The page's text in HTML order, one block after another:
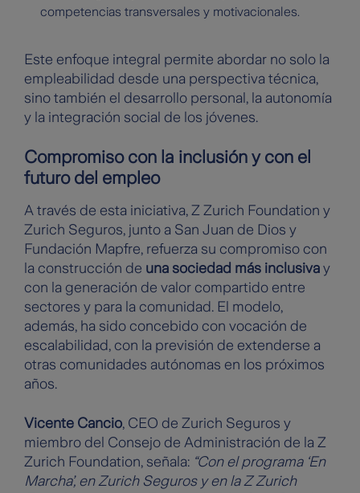
competencias transversales y motivacionales.
Este enfoque integral permite abordar no solo la
empleabilidad desde una perspectiva técnica,
sino también el desarrollo personal, la autonomía
y la integración social de los jóvenes.
Compromiso con la inclusión y con el
futuro del empleo
A través de esta iniciativa, Z Zurich Foundation y
Zurich Seguros, junto a San Juan de Dios y
Fundación Mapfre, refuerza su compromiso con
la construcción de una sociedad más inclusiva y
con la generación de valor compartido entre
sectores y para la comunidad. El modelo,
además, ha sido concebido con vocación de
escalabilidad, con la previsión de extenderse a
otras comunidades autónomas en los próximos
años.
Vicente Cancio, CEO de Zurich Seguros y
miembro del Consejo de Administración de la Z
Zurich Foundation, señala: “Con el programa ‘En
Marcha’, en Zurich Seguros y en la Z Zurich